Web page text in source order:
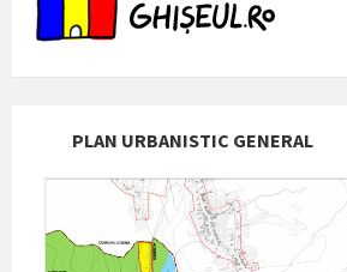
PLAN URBANISTIC GENERAL